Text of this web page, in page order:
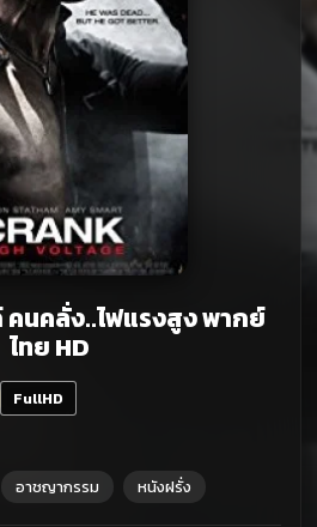
คนคลั่ง..ไฟแรงสูง พากย์
ไทย HD
FullHD
อาชญากรรม หนังฝรั่ง